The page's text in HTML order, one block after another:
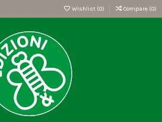
Wishlist (0) Compare (0)